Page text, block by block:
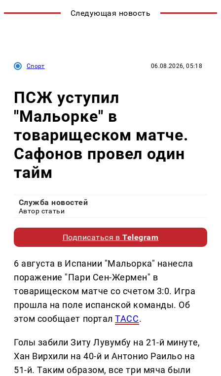
Следующая новость
Спорт 06.08.2026, 05:18
ПСЖ уступил
"Мальорке" в
товарищеском матче.
Сафонов провел один
тайм
Служба новостей
Автор статьи
Подписаться вTelegram
6 августа в Испании "Мальорка" нанесла
поражение "Пари Сен-Жермен" в
товарищеском матче со счетом 3:0. Игра
прошла на поле испанской команды. Об
этом сообщает порталТАСС.
Голы забили Зиту Лувумбу на 21-й минуте,
Хан Вирхили на 40-й и Антонио Раильо на
51-й. Таким образом, все три мяча были